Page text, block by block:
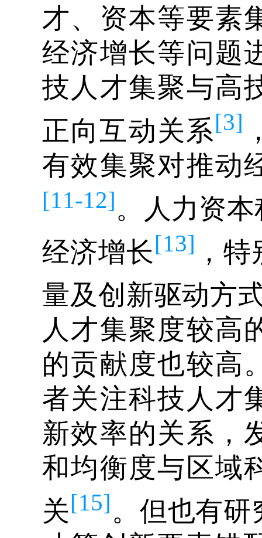
才、资本等要素
经济增长等问题
技人才集聚与高
正向互动关系[3]
有效集聚对推动
[11-12]。人力资
经济增长[13] ，
量及创新驱动方
人才集聚度较高
的贡献度也较高
者关注科技人才
新效率的关系，
和均衡度与区域
关[15]。但也有